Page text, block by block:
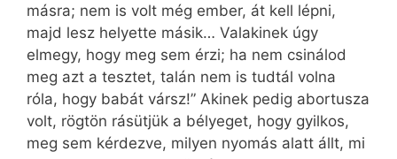
másra; nem is volt még ember, át kell lépni,
majd lesz helyette másik… Valakinek úgy
elmegy, hogy meg sem érzi; ha nem csinálod
meg azt a tesztet, talán nem is tudtál volna
róla, hogy babát vársz!” Akinek pedig abortusza
volt, rögtön rásütjük a bélyeget, hogy gyilkos,
meg sem kérdezve, milyen nyomás alatt állt, mi